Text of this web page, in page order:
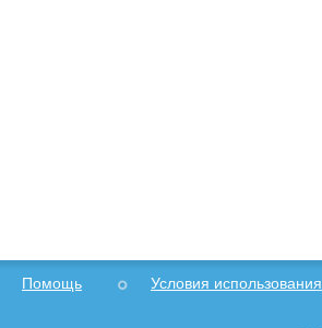
Помощь Условия использования